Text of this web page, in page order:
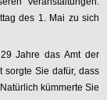
des 1. Mai zu sich
Jahre das Amt der
sorgte Sie dafür, dass
kümmerte Sie